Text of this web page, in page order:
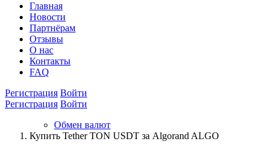
Главная
Новости
Партнёрам
Отзывы
О нас
Контакты
FAQ
Регистрация Войти
Регистрация Войти
Обмен валют
Купить Tether TON USDT за Algorand ALGO